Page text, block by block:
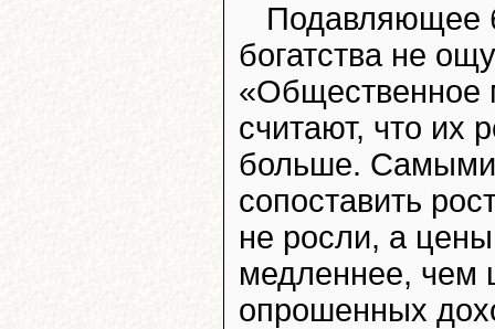
Подавляющее
богатства не
«Общественное
считают, что их
больше. Самыми
сопоставить
не росли, а
медленнее, чем
опрошенных